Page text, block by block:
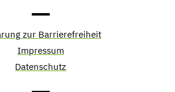
zur Barrierefreiheit
Impressum
Datenschutz